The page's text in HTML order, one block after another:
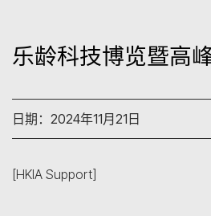
乐龄科技博览暨高
日期：2024年11月21日
[HKIA Support]